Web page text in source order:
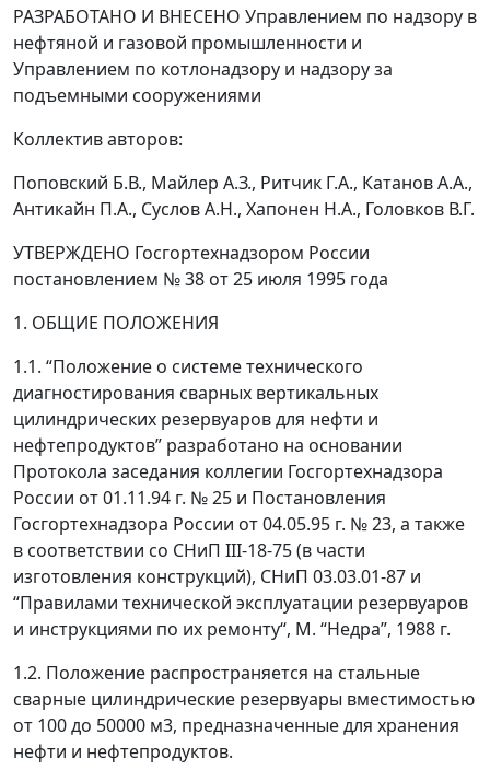
РАЗРАБОТАНО И ВНЕСЕНО Управлением по надзору в
нефтяной и газовой промышленности и
Управлением по котлонадзору и надзору за
подъемными сооружениями
Коллектив авторов:
Поповский Б.В., Майлер А.З., Ритчик Г.А., Катанов А.А.,
Антикайн П.А., Суслов А.Н., Хапонен Н.А., Головков В.Г.
УТВЕРЖДЕНО Госгортехнадзором России
постановлением № 38 от 25 июля 1995 года
1. ОБЩИЕ ПОЛОЖЕНИЯ
1.1. “Положение о системе технического
диагностирования сварных вертикальных
цилиндрических резервуаров для нефти и
нефтепродуктов” разработано на основании
Протокола заседания коллегии Госгортехнадзора
России от 01.11.94 г. № 25 и Постановления
Госгортехнадзора России от 04.05.95 г. № 23, а также
в соответствии со СНиП III-18-75 (в части
изготовления конструкций), СНиП 03.03.01-87 и
“Правилами технической эксплуатации резервуаров
и инструкциями по их ремонту“, М. “Недра”, 1988 г.
1.2. Положение распространяется на стальные
сварные цилиндрические резервуары вместимостью
от 100 до 50000 м3, предназначенные для хранения
нефти и нефтепродуктов.